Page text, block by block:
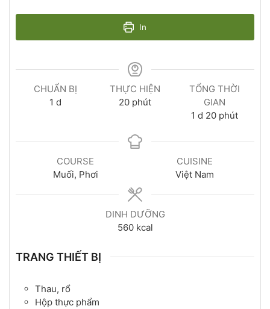
In
CHUẨN BỊ
1 d
THỰC HIỆN
20 phút
TỔNG THỜI
GIAN
1 d 20 phút
COURSE
Muối, Phơi
CUISINE
Việt Nam
DINH DƯỠNG
560 kcal
TRANG THIẾT BỊ
Thau, rổ
Hộp thực phẩm